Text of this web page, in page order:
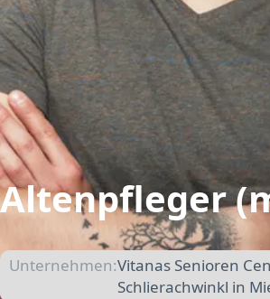
Altenpfleger
Unternehmen:Vitanas Senioren
Schlierachwinkl in